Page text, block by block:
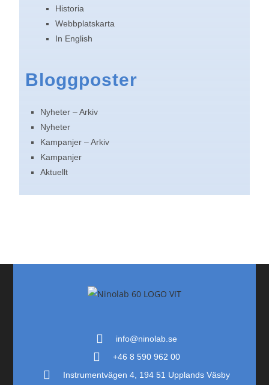
Historia
Webbplatskarta
In English
Bloggposter
Nyheter – Arkiv
Nyheter
Kampanjer – Arkiv
Kampanjer
Aktuellt
info@ninolab.se
+46 8 590 962 00
Instrumentvägen 4, 194 51 Upplands Väsby